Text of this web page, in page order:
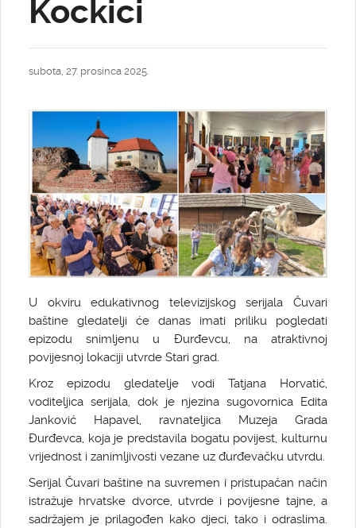
Kockici
subota, 27. prosinca 2025.
U okviru edukativnog televizijskog serijala Čuvari
baštine gledatelji će danas imati priliku pogledati
epizodu snimljenu u Đurđevcu, na atraktivnoj
povijesnoj lokaciji utvrde Stari grad.
Kroz epizodu gledatelje vodi Tatjana Horvatić,
voditeljica serijala, dok je njezina sugovornica Edita
Janković Hapavel, ravnateljica Muzeja Grada
Đurđevca, koja je predstavila bogatu povijest, kulturnu
vrijednost i zanimljivosti vezane uz đurđevačku utvrdu.
Serijal Čuvari baštine na suvremen i pristupačan način
istražuje hrvatske dvorce, utvrde i povijesne tajne, a
sadržajem je prilagođen kako djeci, tako i odraslima.